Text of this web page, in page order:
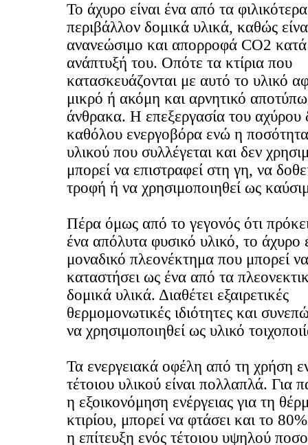
Το άχυρο είναι ένα από τα
περιβάλλον δομικά υλικά, καθώς
ανανεώσιμο και απορροφά CO2
ανάπτυξή του. Οπότε τα κτίρια που
κατασκευάζονται με αυτό το υλικό
μικρό ή ακόμη και αρνητικό
άνθρακα. Η επεξεργασία του αχύρου
καθόλου ενεργοβόρα ενώ η
υλικού που συλλέγεται και δεν
μπορεί να επιστραφεί στη γη, να
τροφή ή να χρησιμοποιηθεί ως
Πέρα όμως από το γεγονός ότι
ένα απόλυτα φυσικό υλικό, το άχυρο
μοναδικό πλεονέκτημα που μπορεί
καταστήσει ως ένα από τα
δομικά υλικά. Διαθέτει εξαιρετικές
θερμομονωτικές ιδιότητες και
να χρησιμοποιηθεί ως υλικό
Τα ενεργειακά οφέλη από τη χρήση
τέτοιου υλικού είναι πολλαπλά. Για
η εξοικονόμηση ενέργειας για τη
κτιρίου, μπορεί να φτάσει και το
η επίτευξη ενός τέτοιου υψηλού